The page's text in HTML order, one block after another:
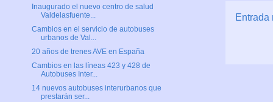
Entrada
Inaugurado el nuevo centro de salud
Valdelasfuente...
Cambios en el servicio de autobuses
urbanos de Val...
20 años de trenes AVE en España
Cambios en las líneas 423 y 428 de
Autobuses Inter...
14 nuevos autobuses interurbanos que
prestarán ser...